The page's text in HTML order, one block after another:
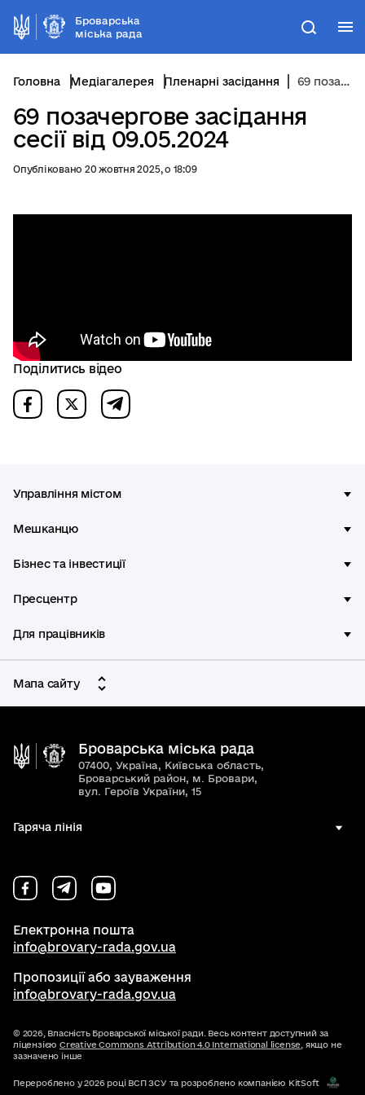
Броварська
міська рада
Пошук
Головна Медіагалерея Пленарні засідання 69 позачергове засідання сесії від 09.05.2024
69 позачергове засідання
сесії від 09.05.2024
Опубліковано 20 жовтня 2025, о 18:09
Поділитись відео
Управління містом
Мешканцю
Бізнес та інвестиції
Пресцентр
Для працівників
Мапа сайту
Броварська міська рада
07400, Україна, Київська область,
Броварський район, м. Бровари,
вул. Героїв України, 15
Гаряча лінія
Електронна пошта
info@brovary-rada.gov.ua
Пропозиції або зауваження
info@brovary-rada.gov.ua
© 2026, Власність Броварської міської ради. Весь контент доступний за
ліцензією Creative Commons Attribution 4.0 International license , якщо не
зазначено інше
Перероблено у 2026 році ВСП ЗСУ та розроблено компанією KitSoft